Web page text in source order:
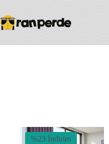
content
%23 İndirim